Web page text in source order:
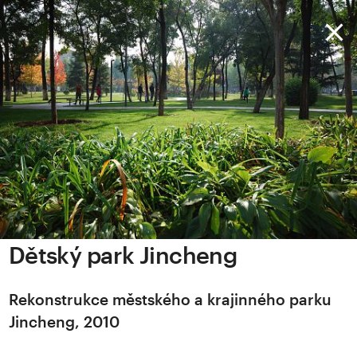
Dětský park Jincheng
Rekonstrukce městského a krajinného parku
Jincheng, 2010